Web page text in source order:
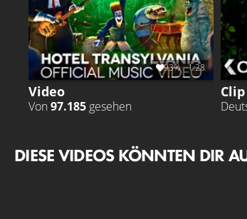
93% 1:28
Video
Von 97.185 gesehen
DIESE VIDEOS KÖNNTEN DIR